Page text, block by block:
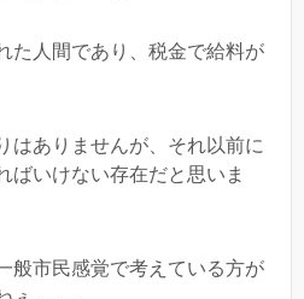
た人間であり、税金で給料が
はありませんが、それ以前に
ばいけない存在だと思いま
般市民感覚で考えている方が